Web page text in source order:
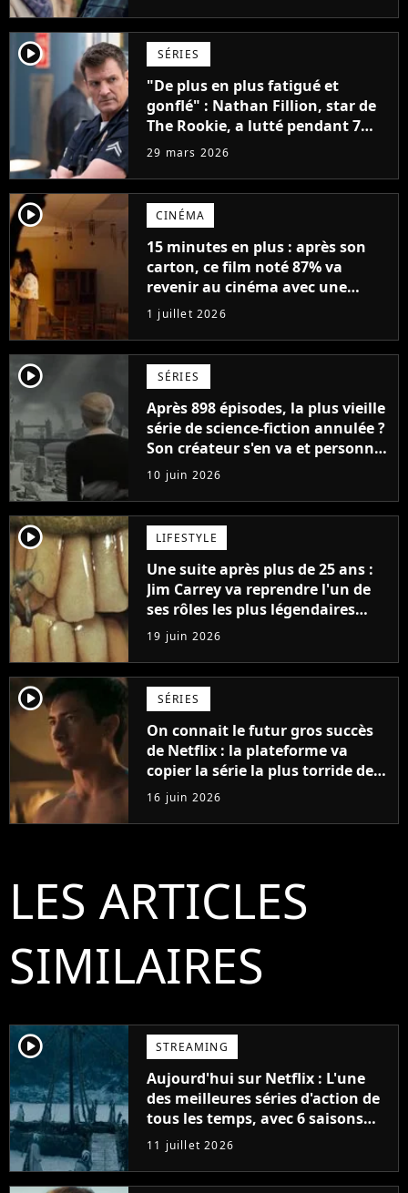
player2 SÉRIES
"De plus en plus fatigué et
gonflé" : Nathan Fillion, star de
The Rookie, a lutté pendant 7
ans avec un rôle qui le détruisait
29 mars 2026
player2 CINÉMA
15 minutes en plus : après son
carton, ce film noté 87% va
revenir au cinéma avec une
version plus longue
1 juillet 2026
player2 SÉRIES
Après 898 épisodes, la plus vieille
série de science-fiction annulée ?
Son créateur s'en va et personne
ne sait ce qui va se passer
10 juin 2026
player2 LIFESTYLE
Une suite après plus de 25 ans :
Jim Carrey va reprendre l'un de
ses rôles les plus légendaires
(alors qu'il l'avait détesté)
19 juin 2026
player2 SÉRIES
On connait le futur gros succès
de Netflix : la plateforme va
copier la série la plus torride de
2025 avec la scénariste de
Riverdale
16 juin 2026
LES ARTICLES
SIMILAIRES
player2 STREAMING
Aujourd'hui sur Netflix : L'une
des meilleures séries d'action de
tous les temps, avec 6 saisons
parfaites
11 juillet 2026